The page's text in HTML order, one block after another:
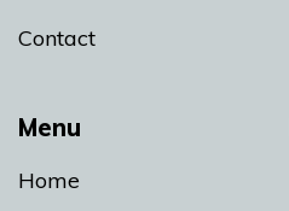
Menu
Home
Contact